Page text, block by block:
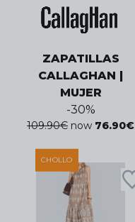
ZAPATILLAS
CALLAGHAN |
MUJER
-30%
109.90€ now 76.90€
CHOLLO